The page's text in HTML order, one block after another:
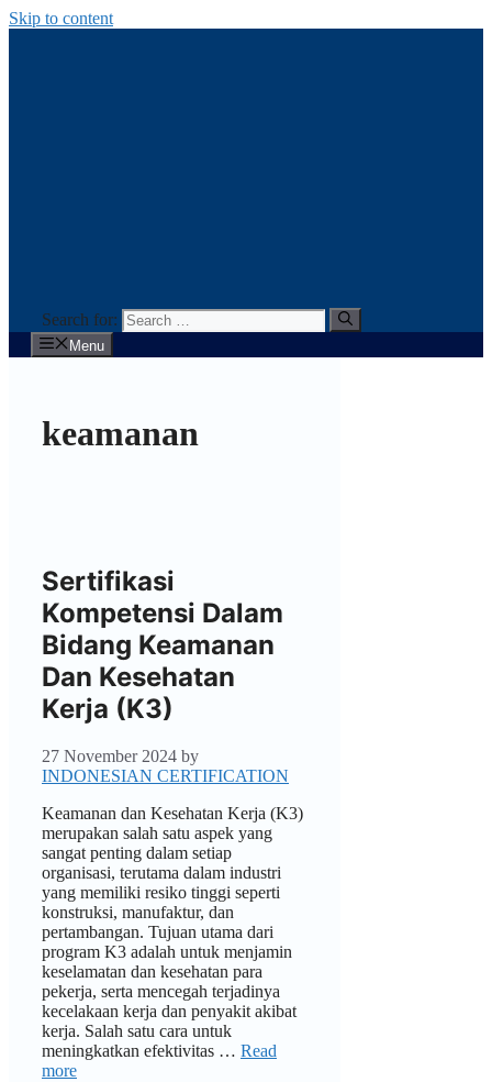
Skip to content
Search for:
Menu
keamanan
Sertifikasi
Kompetensi Dalam
Bidang Keamanan
Dan Kesehatan
Kerja (K3)
27 November 2024 by
INDONESIAN CERTIFICATION
Keamanan dan Kesehatan Kerja (K3)
merupakan salah satu aspek yang
sangat penting dalam setiap
organisasi, terutama dalam industri
yang memiliki resiko tinggi seperti
konstruksi, manufaktur, dan
pertambangan. Tujuan utama dari
program K3 adalah untuk menjamin
keselamatan dan kesehatan para
pekerja, serta mencegah terjadinya
kecelakaan kerja dan penyakit akibat
kerja. Salah satu cara untuk
meningkatkan efektivitas … Read
more